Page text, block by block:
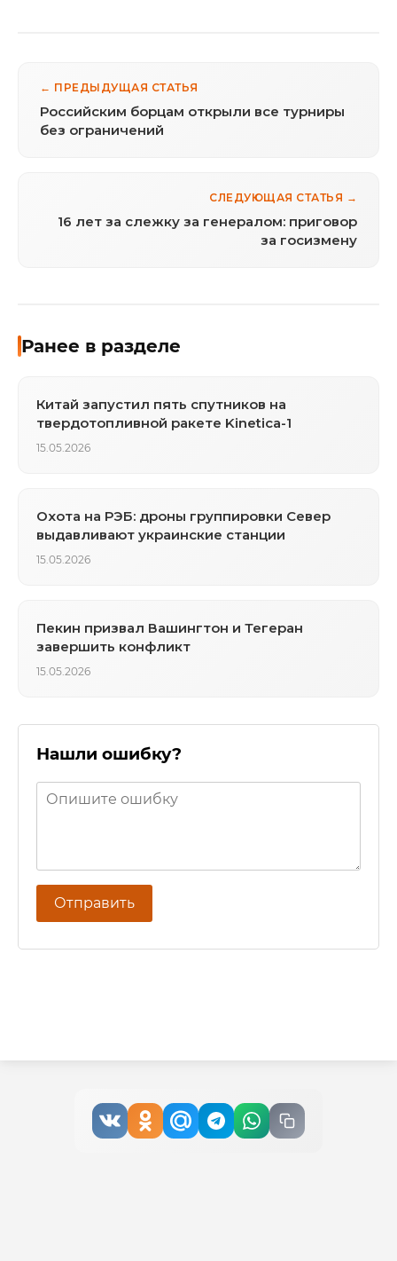
← ПРЕДЫДУЩАЯ СТАТЬЯ
Российским борцам открыли все турниры
без ограничений
СЛЕДУЮЩАЯ СТАТЬЯ →
16 лет за слежку за генералом: приговор
за госизмену
Ранее в разделе
Китай запустил пять спутников на
твердотопливной ракете Kinetica-1
15.05.2026
Охота на РЭБ: дроны группировки Север
выдавливают украинские станции
15.05.2026
Пекин призвал Вашингтон и Тегеран
завершить конфликт
15.05.2026
Нашли ошибку?
Отправить